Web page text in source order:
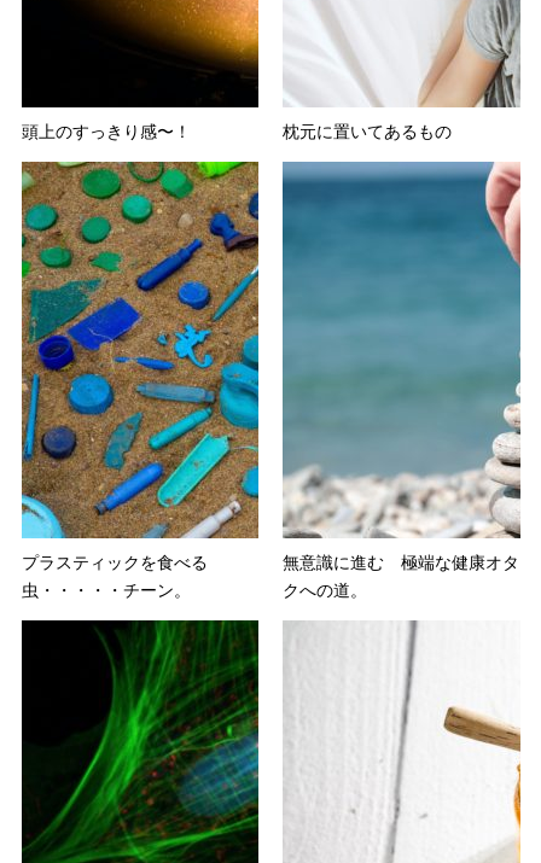
頭上のすっきり感〜！ 枕元に置いてあるもの
プラスティックを食べる
虫・・・・・チーン。
無意識に進む 極端な健康オタ
クへの道。